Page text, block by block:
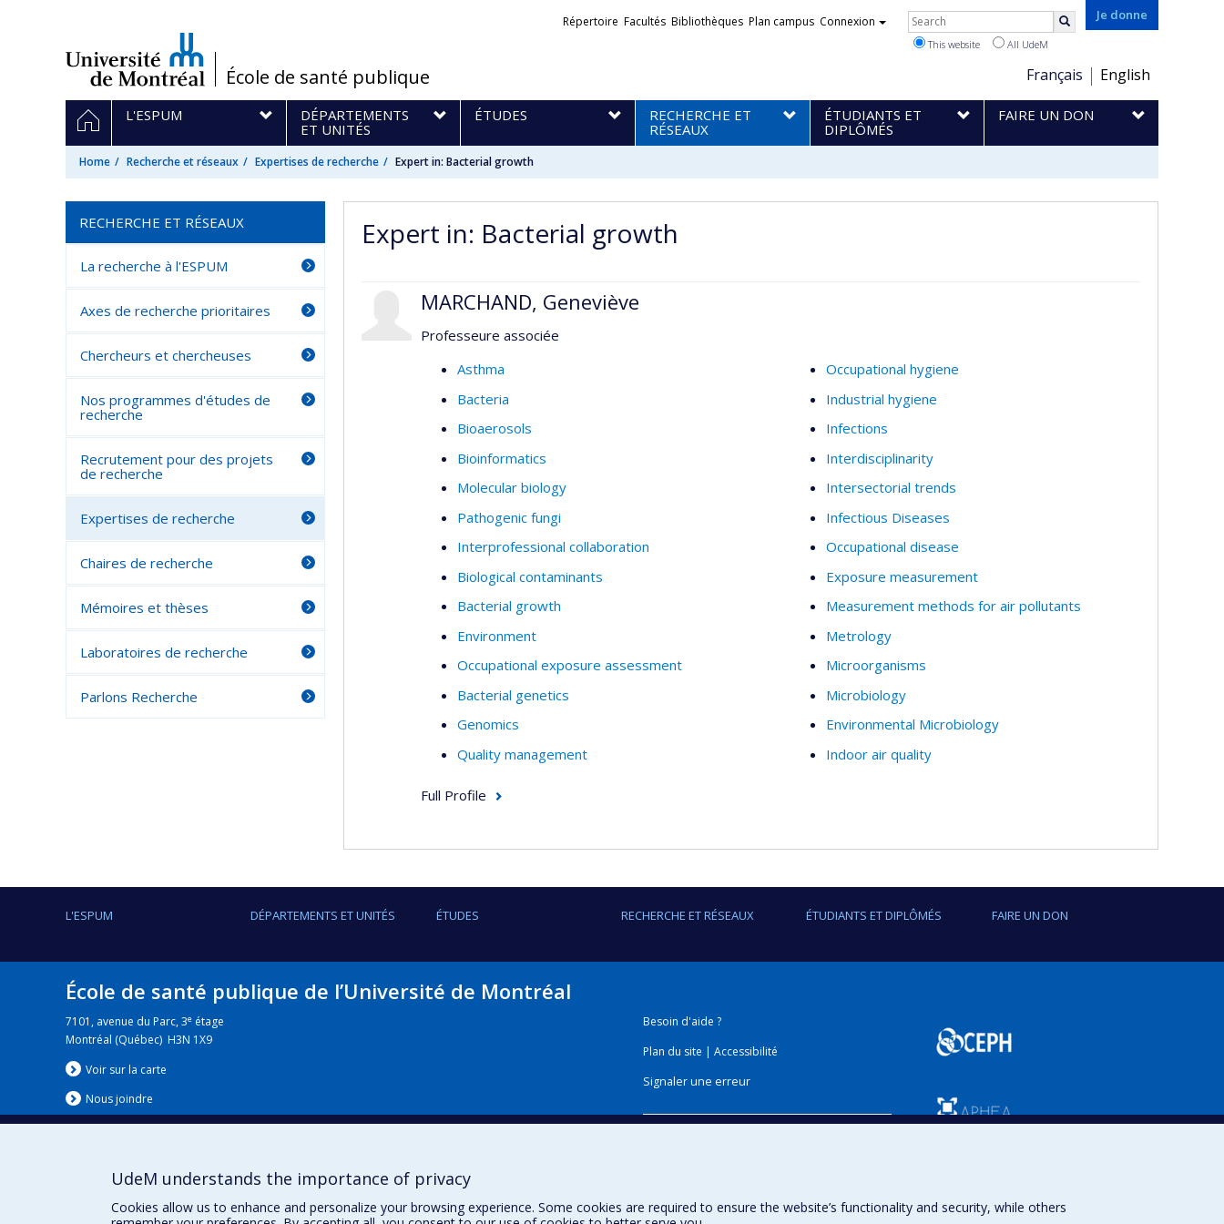
/École de santé publique
Je donne
Choix
de
la
langue
Français English
Liens
Répertoire Facultés Bibliothèques Plan campus Connexion Rechercher
This website All UdeM
Navigation
principale
HOMEL'ESPUM
DÉPARTEMENTS
ET UNITÉS
ÉTUDES
RECHERCHE ET
RÉSEAUX
ÉTUDIANTS ET
DIPLÔMÉS
FAIRE UN DON
Home Recherche et réseaux Expertises de recherche Expert in: Bacterial growth
Expert in: Bacterial growth
MARCHAND, Geneviève
Professeure associée
Asthma
Bacteria
Bioaerosols
Bioinformatics
Molecular biology
Pathogenic fungi
Interprofessional collaboration
Biological contaminants
Bacterial growth
Environment
Occupational exposure assessment
Bacterial genetics
Genomics
Quality management
Occupational hygiene
Industrial hygiene
Infections
Interdisciplinarity
Intersectorial trends
Infectious Diseases
Occupational disease
Exposure measurement
Measurement methods for air pollutants
Metrology
Microorganisms
Microbiology
Environmental Microbiology
Indoor air quality
Full Profile
RECHERCHE ET RÉSEAUX
La recherche à l'ESPUM
Axes de recherche prioritaires
Chercheurs et chercheuses
Nos programmes d'études de
recherche
Recrutement pour des projets
de recherche
Expertises de recherche
Chaires de recherche
Mémoires et thèses
Laboratoires de recherche
Parlons Recherche
L'ESPUM DÉPARTEMENTS ET UNITÉS ÉTUDES RECHERCHE ET RÉSEAUX ÉTUDIANTS ET DIPLÔMÉS FAIRE UN DON
École de santé publique de l’Université de Montréal
7101, avenue du Parc, 3e étage
Montréal (Québec) H3N 1X9
Voir sur la carte
Nous joindre
Nouvelles|Événement
Besoin d'aide ?
Plan du site |Accessibilité
Signaler une erreur
UdeM understands the importance of privacy
Cookies allow us to enhance and personalize your browsing experience. Some cookies are required to ensure the website’s functionality and security, while others